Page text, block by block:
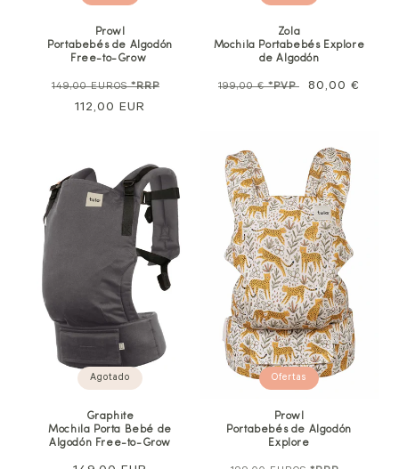
Prowl
Portabebés de Algodón
Free-to-Grow
Precio
normal
149,00 EUROS*RRP
112,00 EUR
Zola
Mochila Portabebés Explore
de Algodón
Precio
199,00 €*PVP
Precio
80,00 €
Agotado
Graphite
Mochila Porta Bebé de
Algodón Free-to-Grow
Ofertas
Prowl
Portabebés de Algodón
Explore